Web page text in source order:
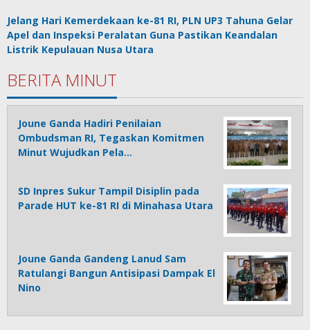
Jelang Hari Kemerdekaan ke-81 RI, PLN UP3 Tahuna Gelar
Apel dan Inspeksi Peralatan Guna Pastikan Keandalan
Listrik Kepulauan Nusa Utara
BERITA MINUT
Joune Ganda Hadiri Penilaian
Ombudsman RI, Tegaskan Komitmen
Minut Wujudkan Pela…
SD Inpres Sukur Tampil Disiplin pada
Parade HUT ke-81 RI di Minahasa Utara
Joune Ganda Gandeng Lanud Sam
Ratulangi Bangun Antisipasi Dampak El
Nino